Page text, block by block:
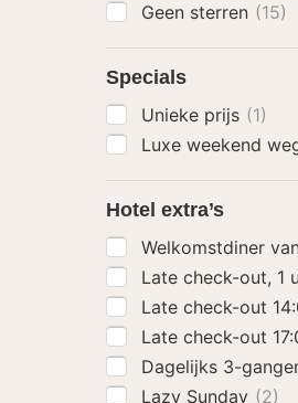
Geen sterren (15)
Specials
Unieke prijs (1)
Luxe weekend
Hotel extra’s
Welkomstdiner
Late check-out, 1
Late check-out
Late check-out
Dagelijks 3-
Lazy Sunday (2)